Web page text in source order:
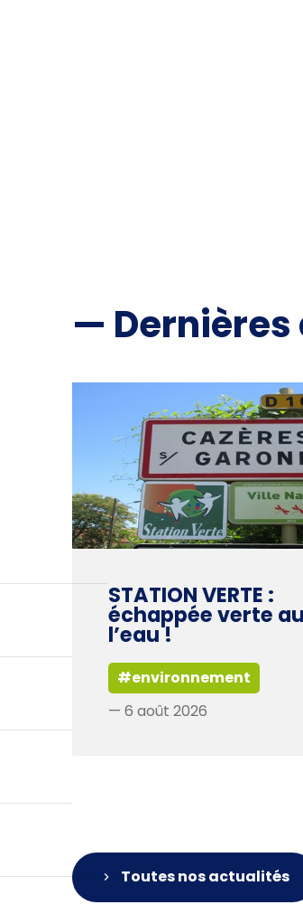
—
STATION VERTE :
échappée verte
l’eau !
#environnement
— 6 août 2026
Toutes nos actualités